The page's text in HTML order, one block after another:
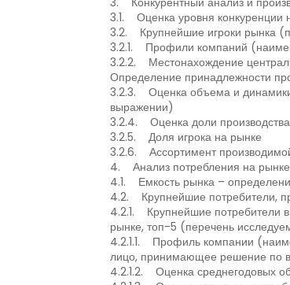
3.1. Оценка уровня конкуренции
3.2. Крупнейшие игроки рынка
3.2.1. Профили компаний
3.2.2. Местонахождение
Определение принадлежности
3.2.3. Оценка объема и динамики
выражении)
3.2.4. Оценка доли
3.2.5. Доля игрока на рынке
3.2.6. Ассортимент
4. Анализ потребления на рынке
4.1. Емкость рынка –
4.2. Крупнейшие потребители,
4.2.1. Крупнейшие потребители в
рынке, топ-5 (перечень
4.2.1.1. Профиль компании
лицо, принимающее решение по
4.2.1.2. Оценка среднегодовых